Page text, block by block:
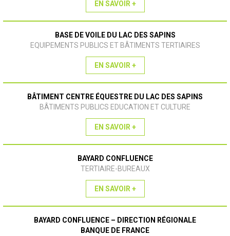
EN SAVOIR +
BASE DE VOILE DU LAC DES SAPINS
EQUIPEMENTS PUBLICS ET BÂTIMENTS TERTIAIRES
EN SAVOIR +
BÂTIMENT CENTRE ÉQUESTRE DU LAC DES SAPINS
BÂTIMENTS PUBLICS EDUCATION ET CULTURE
EN SAVOIR +
BAYARD CONFLUENCE
TERTIAIRE-BUREAUX
EN SAVOIR +
BAYARD CONFLUENCE – DIRECTION RÉGIONALE
BANQUE DE FRANCE